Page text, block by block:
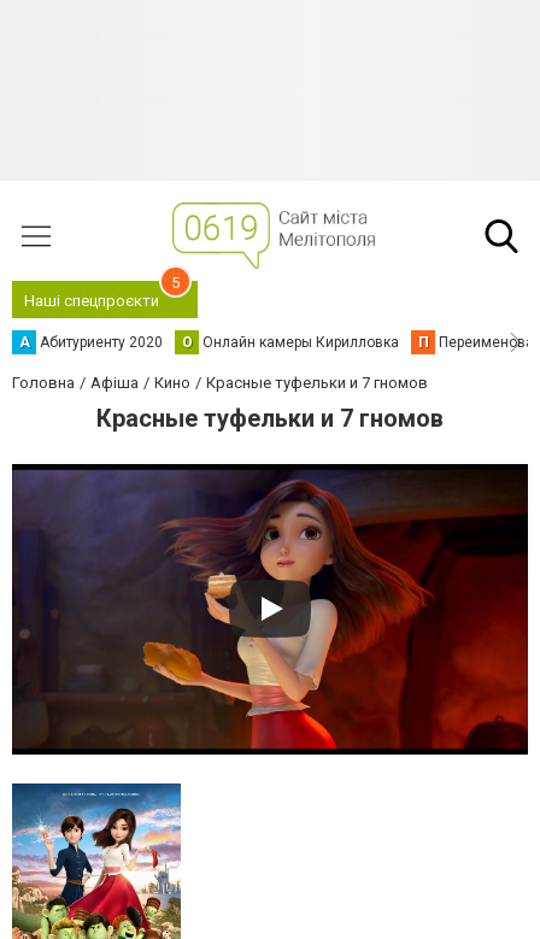
Наші спецпроєкти
5
А Абитуриенту 2020 О Онлайн камеры Кирилловка П
Головна Афіша Кино Красные туфельки и 7 гномов
Красные туфельки и 7 гномов